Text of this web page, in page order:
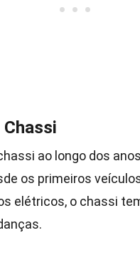
ao longo dos
os primeiros
elétricos, o chassi